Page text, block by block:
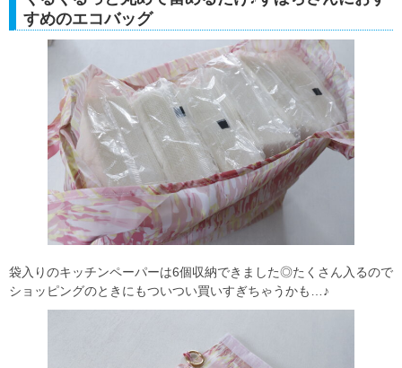
すめのエコバッグ
袋入りのキッチンペーパーは6個収納できました◎たくさん入るので
ショッピングのときにもついつい買いすぎちゃうかも…♪